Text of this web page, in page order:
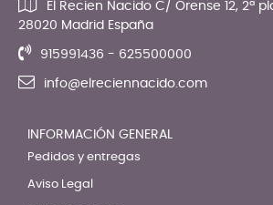
El Recien Nacido C/ Orense 12, 2ª
28020 Madrid España
915991436 - 625500000
info@elreciennacido.com
INFORMACIÓN GENERAL
Pedidos y entregas
Aviso Legal